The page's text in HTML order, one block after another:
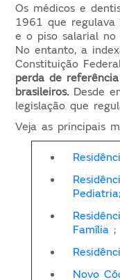
Os médicos e
1961 que regulava
e o piso salarial
No entanto, a
Constituição
perda de
brasileiros. Desde
legislação que
Veja as principais
Pediatria;
Família ;
Novo